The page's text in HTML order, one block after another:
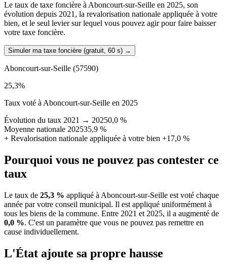
Le taux de taxe foncière à Aboncourt-sur-Seille en 2025, son
évolution depuis 2021, la revalorisation nationale appliquée à votre
bien, et le seul levier sur lequel vous pouvez agir pour faire baisser
votre taxe foncière.
Simuler ma taxe foncière (gratuit, 60 s) →
Aboncourt-sur-Seille (57590)
25,3%
Taux voté à Aboncourt-sur-Seille en 2025
Évolution du taux 2021 → 20250,0 %
Moyenne nationale 202535,9 %
+ Revalorisation nationale appliquée à votre bien +17,0 %
Pourquoi vous ne pouvez pas contester ce
taux
Le taux de 25,3 % appliqué à Aboncourt-sur-Seille est voté chaque
année par votre conseil municipal. Il est appliqué uniformément à
tous les biens de la commune. Entre 2021 et 2025, il a augmenté de
0,0 %. C'est un paramètre que vous ne pouvez pas remettre en
cause individuellement.
L'État ajoute sa propre hausse